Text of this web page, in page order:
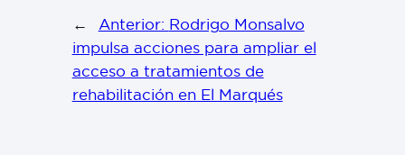
← Anterior: Rodrigo Monsalvo
impulsa acciones para ampliar el
acceso a tratamientos de
rehabilitación en El Marqués